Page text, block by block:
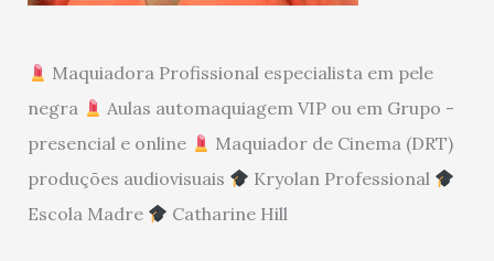
Maquiadora Profissional especialista em pele
negra
Aulas automaquiagem VIP ou em Grupo -
presencial e online
Maquiador de Cinema (DRT)
produções audiovisuais
Kryolan Professional
Escola Madre
Catharine Hill